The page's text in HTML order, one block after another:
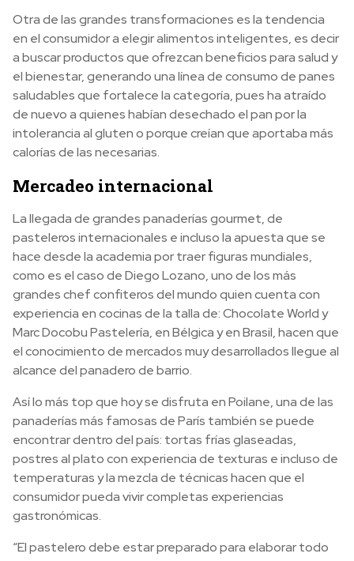
Otra de las grandes transformaciones es la tendencia
en el consumidor a elegir alimentos inteligentes, es decir
a buscar productos que ofrezcan beneficios para salud y
el bienestar, generando una línea de consumo de panes
saludables que fortalece la categoría, pues ha atraído
de nuevo a quienes habían desechado el pan por la
intolerancia al gluten o porque creían que aportaba más
calorías de las necesarias.
Mercadeo internacional
La llegada de grandes panaderías gourmet, de
pasteleros internacionales e incluso la apuesta que se
hace desde la academia por traer figuras mundiales,
como es el caso de Diego Lozano, uno de los más
grandes chef confiteros del mundo quien cuenta con
experiencia en cocinas de la talla de: Chocolate World y
Marc Docobu Pastelería, en Bélgica y en Brasil, hacen que
el conocimiento de mercados muy desarrollados llegue al
alcance del panadero de barrio.
Así lo más top que hoy se disfruta en Poilane, una de las
panaderías más famosas de París también se puede
encontrar dentro del país: tortas frías glaseadas,
postres al plato con experiencia de texturas e incluso de
temperaturas y la mezcla de técnicas hacen que el
consumidor pueda vivir completas experiencias
gastronómicas.
“El pastelero debe estar preparado para elaborar todo